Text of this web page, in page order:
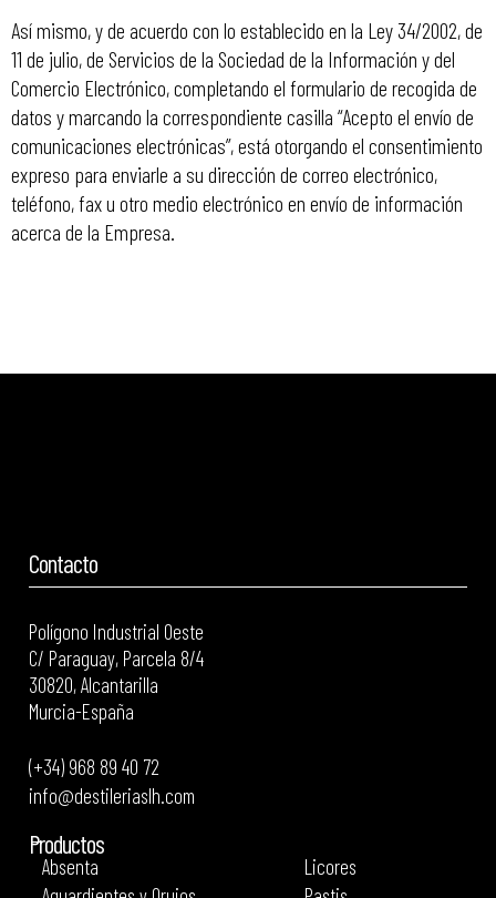
Así mismo, y de acuerdo con lo establecido en la Ley 34/2002, de
11 de julio, de Servicios de la Sociedad de la Información y del
Comercio Electrónico, completando el formulario de recogida de
datos y marcando la correspondiente casilla “Acepto el envío de
comunicaciones electrónicas”, está otorgando el consentimiento
expreso para enviarle a su dirección de correo electrónico,
teléfono, fax u otro medio electrónico en envío de información
acerca de la Empresa.
Contacto
Polígono Industrial Oeste
C/ Paraguay, Parcela 8/4
30820, Alcantarilla
Murcia-España
(+34) 968 89 40 72
info@destileriaslh.com
Productos
Absenta
Licores